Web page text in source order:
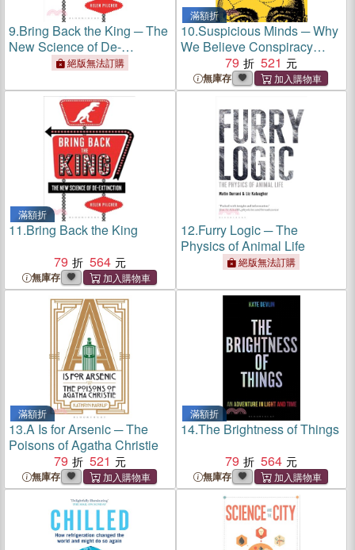
9.Bring Back the King ─ The
New Science of De-
Extinction絕版無法訂購
滿額折
10.Suspicious Minds ─ Why
We Believe Conspiracy
Theories79 521
無庫存
滿額折
11.Bring Back the King
79
564
無庫存
12.Furry Logic ─ The
Physics of Animal Life
絕版無法訂購
滿額折
13.A Is for Arsenic ─ The
Poisons of Agatha Christie
79
521
無庫存
滿額折
14.The Brightness of Things
79
564
無庫存